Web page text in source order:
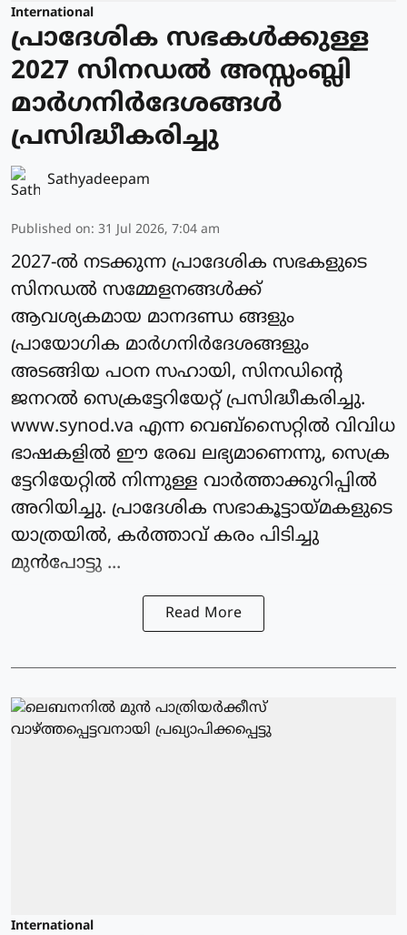
International
പ്രാദേശിക സഭകള്‍ക്കുള്ള
2027 സിനഡല്‍ അസ്സംബ്ലി
മാര്‍ഗനിര്‍ദേശങ്ങള്‍
പ്രസിദ്ധീകരിച്ചു
Sathyadeepam
Published on: 31 Jul 2026, 7:04 am
2027-ല്‍ നടക്കുന്ന പ്രാദേശിക സഭകളുടെ
സിനഡല്‍ സമ്മേളനങ്ങള്‍ക്ക്
ആവശ്യകമായ മാനദണ്ഡ ങ്ങളും
പ്രായോഗിക മാർഗനിർദേശങ്ങളും
അടങ്ങിയ പഠന സഹായി, സിനഡിന്റെ
ജനറല്‍ സെക്രട്ടേറിയേറ്റ് പ്രസിദ്ധീകരിച്ചു.
www.synod.va എന്ന വെബ്സൈറ്റില്‍ വിവിധ
ഭാഷകളില്‍ ഈ രേഖ ലഭ്യമാണെന്നു, സെക്ര
ട്ടേറിയേറ്റില്‍ നിന്നുള്ള വാര്‍ത്താക്കുറിപ്പില്‍
അറിയിച്ചു. പ്രാദേശിക സഭാകൂട്ടായ്മകളുടെ
യാത്രയില്‍, കര്‍ത്താവ് കരം പിടിച്ചു
മുന്‍പോട്ടു ...
Read More
International